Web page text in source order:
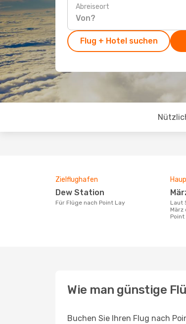
Abreiseort
Flug + Hotel suchen
Zielflughafen
Dew Station
Für Flüge nach Point Lay
Laut Suchanfragen unserer Kunden ist
März
Point
Wie man günstige
Buchen Sie Ihren Flug nach